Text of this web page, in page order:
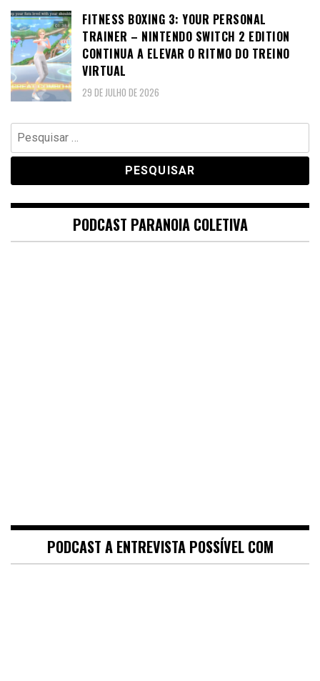
FITNESS BOXING 3: YOUR PERSONAL
TRAINER – NINTENDO SWITCH 2 EDITION
CONTINUA A ELEVAR O RITMO DO TREINO
VIRTUAL
29 DE JULHO DE 2026
Pesquisar
por:
PODCAST PARANOIA COLETIVA
PODCAST A ENTREVISTA POSSÍVEL COM